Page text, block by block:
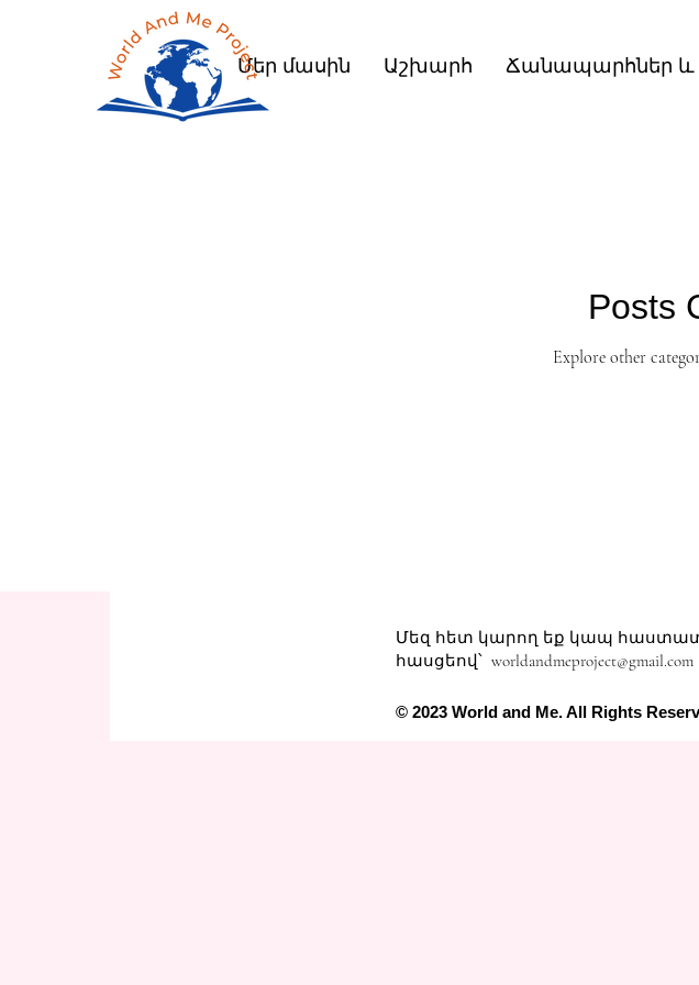
Մեր մասին Աշխարհ Ճանապարհներ և
Posts
Explore other
Մեզ հետ կարող եք կապ
հասցեով՝ worldandmeproject@gmail.com
© 2023 World and Me. All Rights